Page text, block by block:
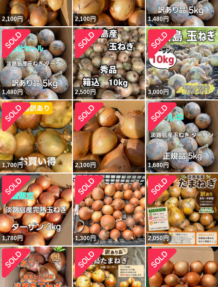
2,100円 2,100円 1,480円
1,480円 2,500円 3,000円
1,700円 2,100円 1,680円
1,780円 1,300円 2,050円